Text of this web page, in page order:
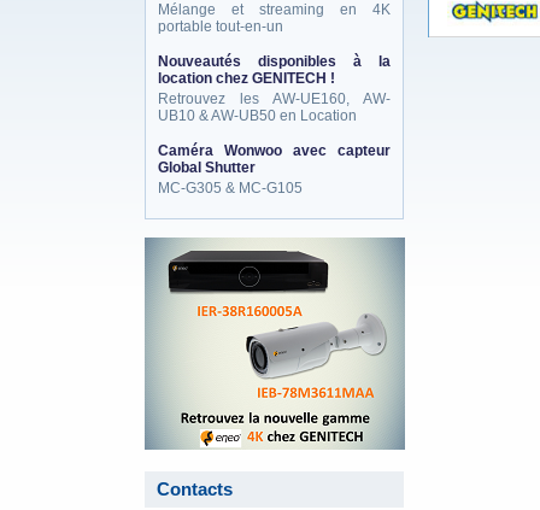
Mélange et streaming en 4K
portable tout-en-un
Nouveautés disponibles à la
location chez GENITECH !
Retrouvez les AW-UE160, AW-
UB10 & AW-UB50 en Location
Caméra Wonwoo avec capteur
Global Shutter
MC-G305 & MC-G105
Contacts